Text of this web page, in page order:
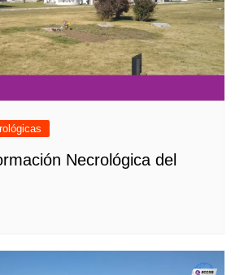
Necrológica del